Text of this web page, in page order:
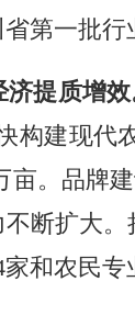
第一批
济提质增
构建现代
亩。品牌
断扩大
家和农民专